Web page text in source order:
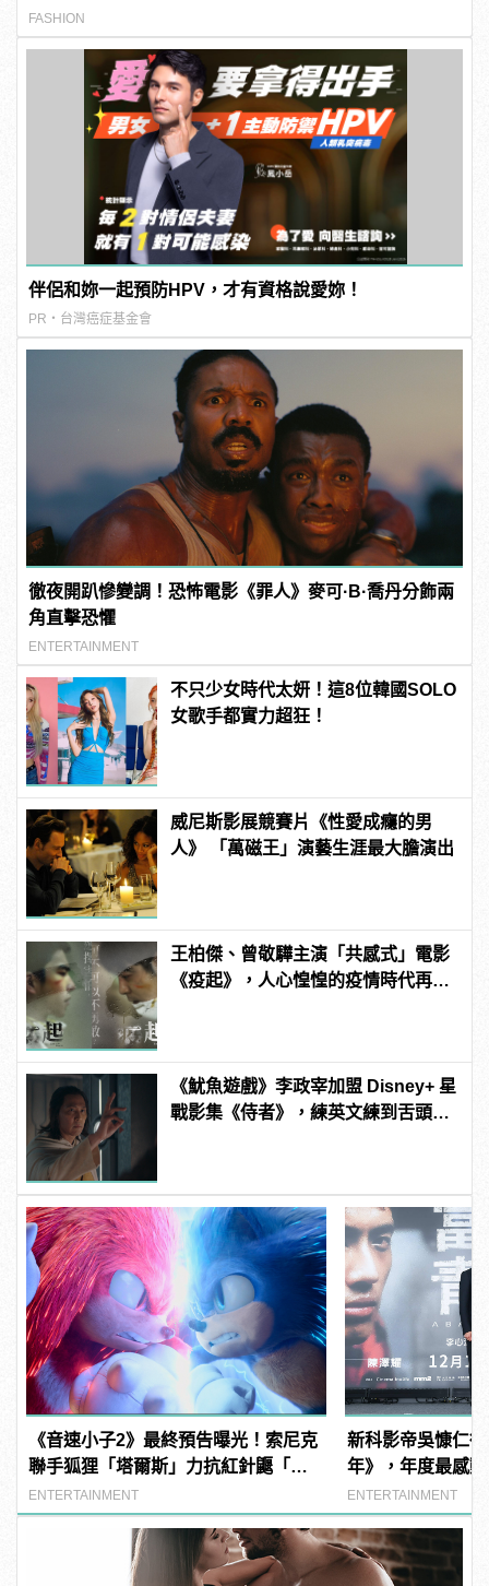
FASHION
伴侶和妳一起預防HPV，才有資格說愛妳！
PR・台灣癌症基金會
徹夜開趴慘變調！恐怖電影《罪人》麥可·B·喬丹分飾兩
角直擊恐懼
ENTERTAINMENT
不只少女時代太妍！這8位韓國SOLO
女歌手都實力超狂！
威尼斯影展競賽片《性愛成癮的男
人》 「萬磁王」演藝生涯最大膽演出
王柏傑、曾敬驊主演「共感式」電影
《疫起》，人心惶惶的疫情時代再度
《魷魚遊戲》李政宰加盟 Disney+ 星
戰影集《侍者》，練英文練到舌頭磨
《音速小子2》最終預告曝光！索尼克
聯手狐狸「塔爾斯」力抗紅針鼴「納
克魯斯」
ENTERTAINMENT
新科影帝吳慷仁
年》，年度最感
ENTERTAINMENT